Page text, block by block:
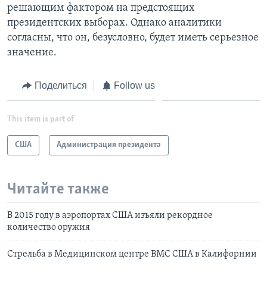
решающим фактором на предстоящих
президентских выборах. Однако аналитики
согласны, что он, безусловно, будет иметь серьезное
значение.
Поделиться Follow us
This item is part of
США Администрация президента
Читайте также
В 2015 году в аэропортах США изъяли рекордное
количество оружия
Стрельба в Медицинском центре ВМС США в Калифорнии